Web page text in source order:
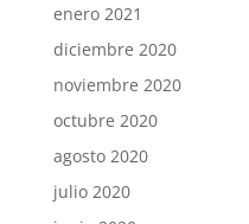
enero 2021
diciembre 2020
noviembre 2020
octubre 2020
agosto 2020
julio 2020